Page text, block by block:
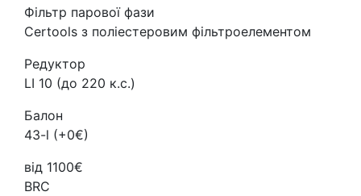
Фільтр парової фази
Certools з поліестеровим фільтроелементом
Редуктор
LI 10 (до 220 к.с.)
Балон
43-l (+0€)
від 1100€
BRC